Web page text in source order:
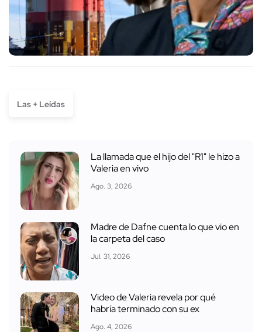
Las + Leídas
La llamada que el hijo del "R1" le hizo a
Valeria en vivo
Ago. 3, 2026
Madre de Dafne cuenta lo que vio en
la carpeta del caso
Jul. 31, 2026
Video de Valeria revela por qué
habría terminado con su ex
Ago. 4, 2026